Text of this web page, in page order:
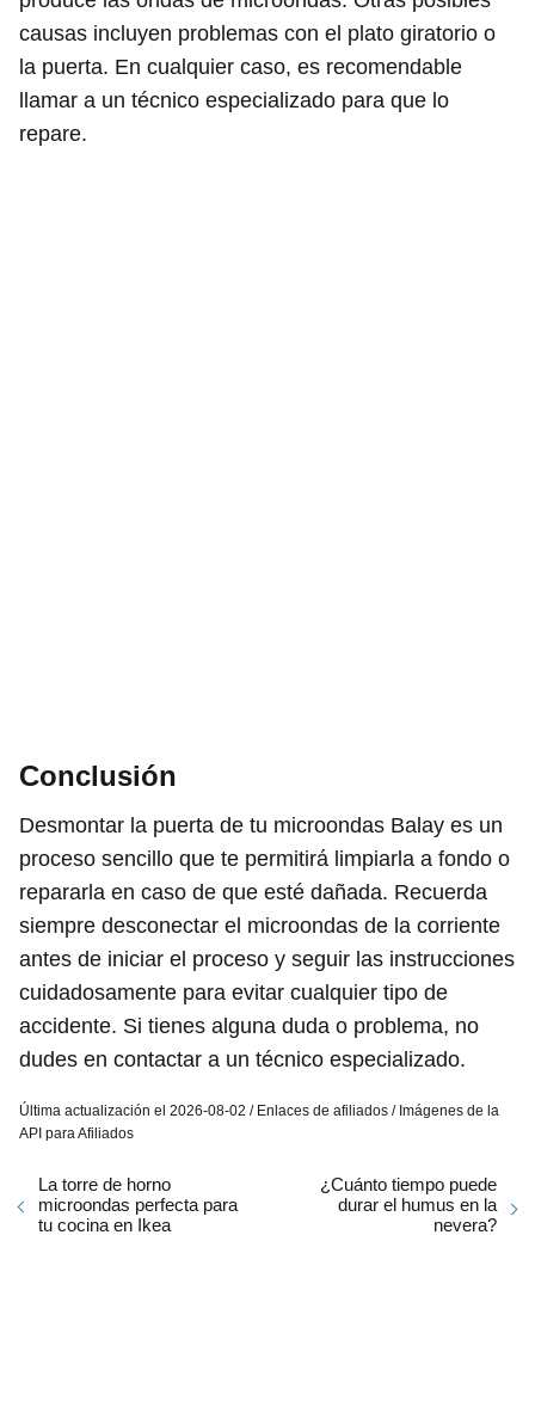
causas incluyen problemas con el plato giratorio o
la puerta. En cualquier caso, es recomendable
llamar a un técnico especializado para que lo
repare.
Conclusión
Desmontar la puerta de tu microondas Balay es un
proceso sencillo que te permitirá limpiarla a fondo o
repararla en caso de que esté dañada. Recuerda
siempre desconectar el microondas de la corriente
antes de iniciar el proceso y seguir las instrucciones
cuidadosamente para evitar cualquier tipo de
accidente. Si tienes alguna duda o problema, no
dudes en contactar a un técnico especializado.
Última actualización el 2026-08-02 / Enlaces de afiliados / Imágenes de la
API para Afiliados
La torre de horno
microondas perfecta para
tu cocina en Ikea
¿Cuánto tiempo puede
durar el humus en la
nevera?